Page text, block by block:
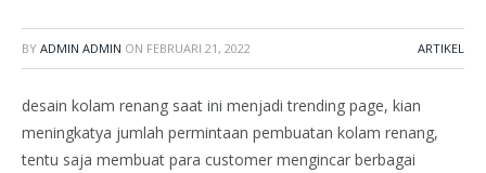
BY ADMIN ADMIN ON FEBRUARI 21, 2022 ARTIKEL
desain kolam renang saat ini menjadi trending page, kian
meningkatya jumlah permintaan pembuatan kolam renang,
tentu saja membuat para customer mengincar berbagai